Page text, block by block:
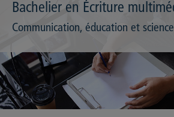
Bachelier en Écriture
Communication, éducation et